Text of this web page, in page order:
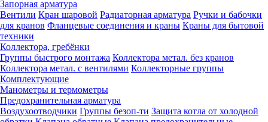
Запорная арматура
Вентили Кран шаровой Радиаторная арматура Ручки и бабочки
для кранов Фланцевые соединения и краны Краны для бытовой
техники
Коллектора, гребёнки
Группы быстрого монтажа Коллектора метал. без кранов
Коллектора метал. с вентилями Коллекторные группы
Комплектующие
Манометры и термометры
Предохранительная арматура
Воздухоотводчики Группы безоп-ти Защита котла от холодной